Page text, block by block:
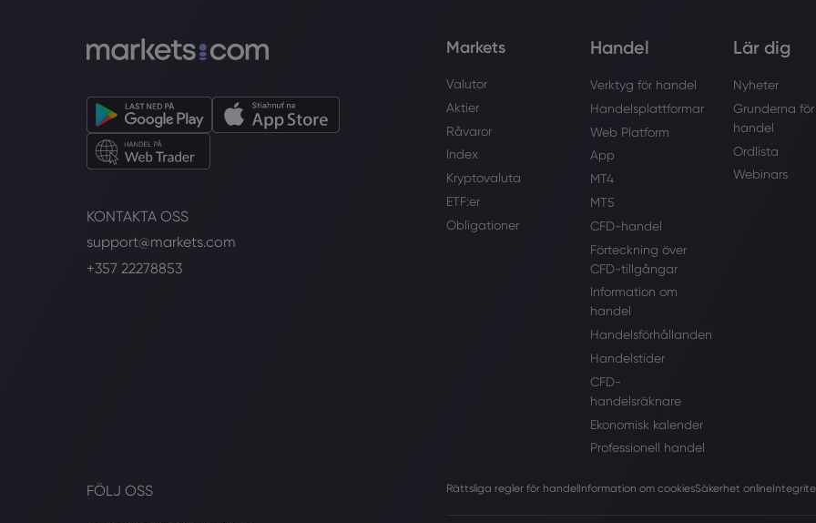
KONTAKTA OSS
support@markets.com
+357 22278853
Markets
Valutor
Aktier
Råvaror
Index
Kryptovaluta
ETF:er
Obligationer
Handel
Verktyg för handel
Handelsplattformar
Web Platform
App
MT4
MT5
CFD-handel
Förteckning över
CFD-tillgångar
Information om
handel
Handelsförhållanden
Handelstider
CFD-
handelsräknare
Ekonomisk kalender
Professionell handel
Lär dig
Nyheter
Grunderna för
handel
Ordlista
Webinars
FÖLJ OSS Rättsliga regler för handelInformation om cookiesSäkerhet online